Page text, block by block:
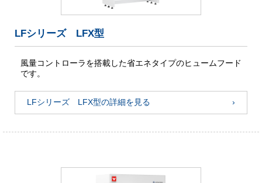
LFシリーズ LFX型
風量コントローラを搭載した省エネタイプのヒュームフード
です。
LFシリーズ LFX型の詳細を見る